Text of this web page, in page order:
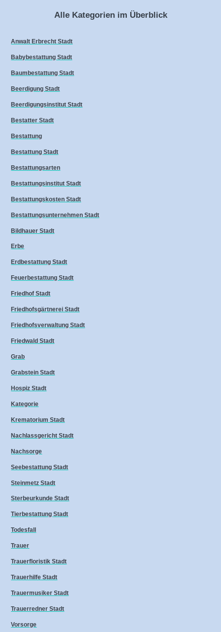
Alle Kategorien im Überblick
Anwalt Erbrecht Stadt
Babybestattung Stadt
Baumbestattung Stadt
Beerdigung Stadt
Beerdigungsinstitut Stadt
Bestatter Stadt
Bestattung
Bestattung Stadt
Bestattungsarten
Bestattungsinstitut Stadt
Bestattungskosten Stadt
Bestattungsunternehmen Stadt
Bildhauer Stadt
Erbe
Erdbestattung Stadt
Feuerbestattung Stadt
Friedhof Stadt
Friedhofsgärtnerei Stadt
Friedhofsverwaltung Stadt
Friedwald Stadt
Grab
Grabstein Stadt
Hospiz Stadt
Kategorie
Krematorium Stadt
Nachlassgericht Stadt
Nachsorge
Seebestattung Stadt
Steinmetz Stadt
Sterbeurkunde Stadt
Tierbestattung Stadt
Todesfall
Trauer
Trauerfloristik Stadt
Trauerhilfe Stadt
Trauermusiker Stadt
Trauerredner Stadt
Vorsorge